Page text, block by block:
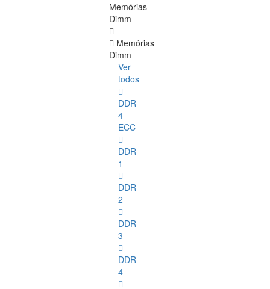
Memórias
Dimm
Memórias
Dimm
Ver
todos
DDR
4
ECC
DDR
1
DDR
2
DDR
3
DDR
4